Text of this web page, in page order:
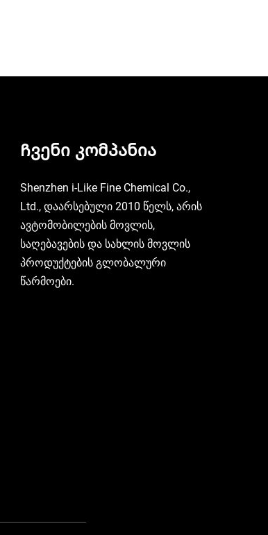
Ჩვენი კომპანია
Shenzhen i-Like Fine Chemical Co.,
Ltd., დაარსებული 2010 წელს, არის
ავტომობილების მოვლის,
საღებავების და სახლის მოვლის
პროდუქტების გლობალური
წარმოები.